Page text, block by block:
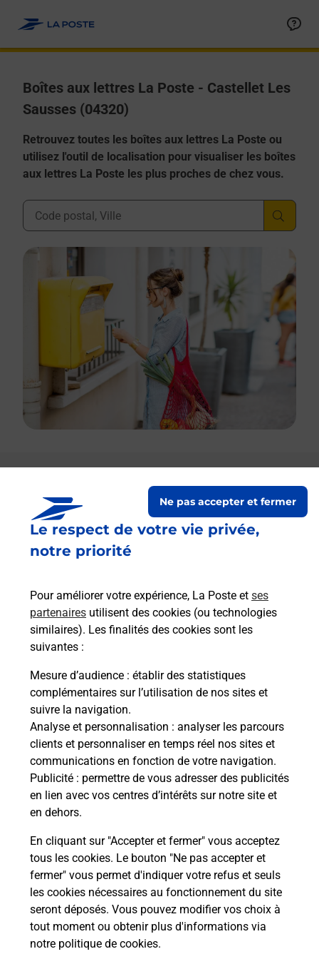
Le respect de votre vie privée,
notre priorité
Pour améliorer votre expérience, La Poste et ses
partenaires utilisent des cookies (ou technologies
similaires). Les finalités des cookies sont les
suivantes :
Mesure d’audience : établir des statistiques
complémentaires sur l’utilisation de nos sites et
suivre la navigation.
Analyse et personnalisation : analyser les parcours
clients et personnaliser en temps réel nos sites et
communications en fonction de votre navigation.
Publicité : permettre de vous adresser des publicités
en lien avec vos centres d’intérêts sur notre site et
en dehors.
En cliquant sur "Accepter et fermer" vous acceptez
tous les cookies. Le bouton "Ne pas accepter et
fermer" vous permet d'indiquer votre refus et seuls
les cookies nécessaires au fonctionnement du site
seront déposés. Vous pouvez modifier vos choix à
tout moment ou obtenir plus d'informations via
notre politique de cookies.
Ne pas accepter et fermer
Boîtes aux lettres La Poste - Castellet Les
Sausses (04320)
Retrouvez toutes les boîtes aux lettres La Poste ou
utilisez l'outil de localisation pour visualiser les boîtes
aux lettres La Poste les plus proches de chez vous.
Ville, Département, Code Postal
Boîte aux lettres La Poste
Prochaine collecte du courriervendredià
08h00
04320
Castellet Les Sausses
Itinéraire
Boîte aux Lettres La Poste
Prochaine collecte du courrier
08h00
30 Place Jean Gubert
04320
Castellet Les Sausses
Itinéraire
Localiser Liste Boîtes aux lettres
Alpes-de-Haute-Provence
Castellet Les Sausses